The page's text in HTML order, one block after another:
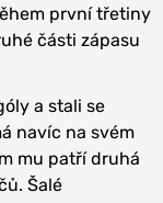
první třetiny
části zápasu
a stali se
navíc na svém
mu patří druhá
Šalé